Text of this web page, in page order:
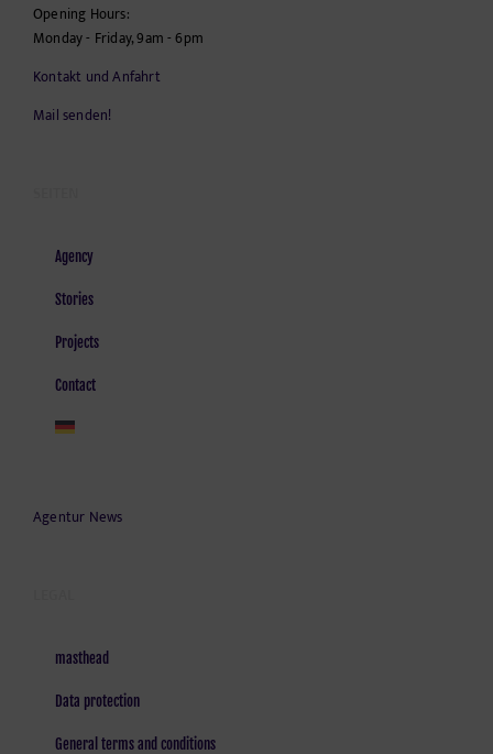
Opening Hours:
Monday - Friday, 9am - 6pm
Kontakt und Anfahrt
Mail senden!
Agency
Stories
Projects
Contact
Agentur News
masthead
Data protection
General terms and conditions